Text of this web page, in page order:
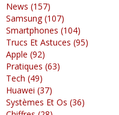
News (157)
Samsung (107)
Smartphones (104)
Trucs Et Astuces (95)
Apple (92)
Pratiques (63)
Tech (49)
Huawei (37)
Systèmes Et Os (36)